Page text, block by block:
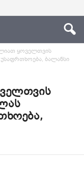
ყოველთვის
ბალანსი